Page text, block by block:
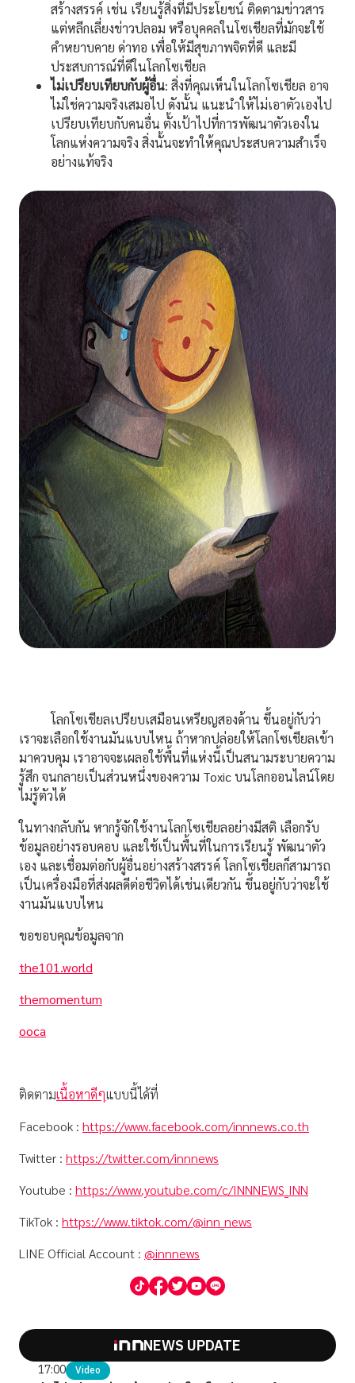
สร้างสรรค์ เช่น เรียนรู้สิ่งที่มีประโยชน์ ติดตามข่าวสาร
แต่หลีกเลี่ยงข่าวปลอม หรือบุคคลในโซเชียลที่มักจะใช้
คำหยาบคาย ด่าทอ เพื่อให้มีสุขภาพจิตที่ดี และมี
ประสบการณ์ที่ดีในโลกโซเชียล
ไม่เปรียบเทียบกับผู้อื่น: สิ่งที่คุณเห็นในโลกโซเชียล อาจ
ไม่ใช่ความจริงเสมอไป ดังนั้น แนะนำให้ไม่เอาตัวเองไป
เปรียบเทียบกับคนอื่น ตั้งเป้าไปที่การพัฒนาตัวเองใน
โลกแห่งความจริง สิ่งนั้นจะทำให้คุณประสบความสำเร็จ
อย่างแท้จริง
โลกโซเชียลเปรียบเสมือนเหรียญสองด้าน ขึ้นอยู่กับว่า
เราจะเลือกใช้งานมันแบบไหน ถ้าหากปล่อยให้โลกโซเชียลเข้า
มาควบคุม เราอาจจะเผลอใช้พื้นที่แห่งนี้เป็นสนามระบายความ
รู้สึก จนกลายเป็นส่วนหนึ่งของความ Toxic บนโลกออนไลน์โดย
ไม่รู้ตัวได้
ในทางกลับกัน หากรู้จักใช้งานโลกโซเชียลอย่างมีสติ เลือกรับ
ข้อมูลอย่างรอบคอบ และใช้เป็นพื้นที่ในการเรียนรู้ พัฒนาตัว
เอง และเชื่อมต่อกับผู้อื่นอย่างสร้างสรรค์ โลกโซเชียลก็สามารถ
เป็นเครื่องมือที่ส่งผลดีต่อชีวิตได้เช่นเดียวกัน ขึ้นอยู่กับว่าจะใช้
งานมันแบบไหน
ขอขอบคุณข้อมูลจาก
the101.world
themomentum
ooca
ติดตามเนื้อหาดีๆแบบนี้ได้ที่
Facebook : https://www.facebook.com/innnews.co.th
Twitter : https://twitter.com/innnews
Youtube : https://www.youtube.com/c/INNNEWS_INN
TikTok : https://www.tiktok.com/@inn_news
LINE Official Account : @innnews
NEWS UPDATE
17:00 Video